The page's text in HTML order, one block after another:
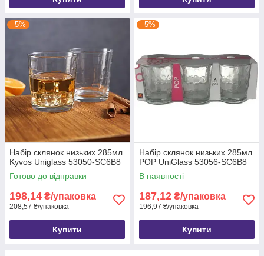
–5%
Набір склянок низьких 285мл
Kyvos Uniglass 53050-SC6B8
Готово до відправки
198,14 ₴/упаковка
208,57 ₴/упаковка
Купити
–5%
Набір склянок низьких 285мл
POP UniGlass 53056-SC6B8
В наявності
187,12 ₴/упаковка
196,97 ₴/упаковка
Купити